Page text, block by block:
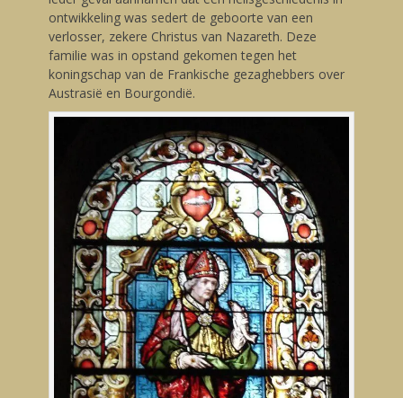
ontwikkeling was sedert de geboorte van een
verlosser, zekere Christus van Nazareth. Deze
familie was in opstand gekomen tegen het
koningschap van de Frankische gezaghebbers over
Austrasië en Bourgondië.